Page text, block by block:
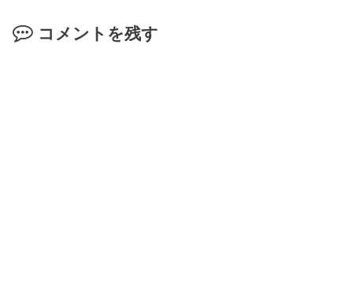
コメントを残す